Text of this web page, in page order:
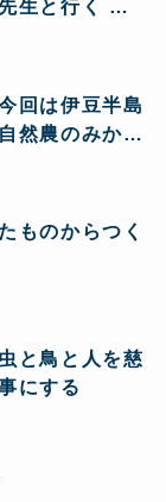
生と行く 春
1日まるごと
回は伊豆半島
然農のみかん
ます♪
ものからつく
と鳥と人を慈
にする